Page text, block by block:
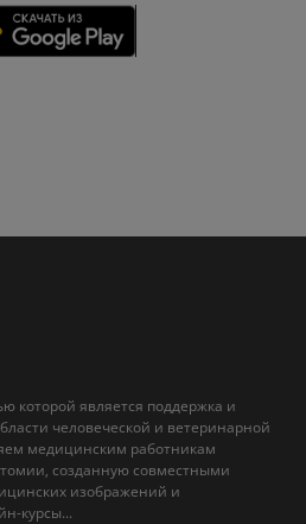
которой является поддержка и
человеческой и ветеринарной
медицинским работникам
созданную совместными
изображений и
курсы...